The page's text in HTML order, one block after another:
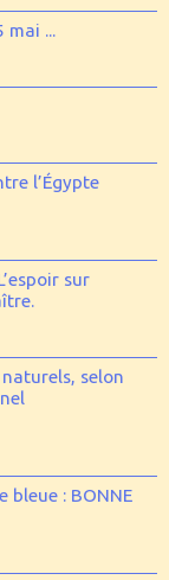
mai ...
l’Égypte
sur
naturels, selon
bleue : BONNE